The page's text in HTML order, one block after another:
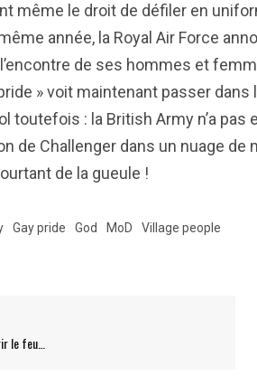
même le droit de défiler en
année, la Royal Air Force
de ses hommes et
» voit maintenant passer
toutefois : la British Army n’a
de Challenger dans un nuage
de la gueule !
Gay pride God MoD Village people
le feu…